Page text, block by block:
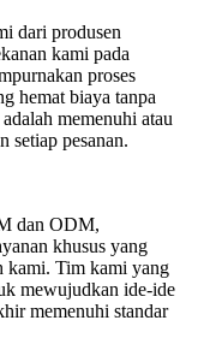
dari produsen
kami pada
proses
hemat biaya tanpa
memenuhi atau
setiap pesanan.
dan ODM,
khusus yang
kami. Tim kami yang
mewujudkan ide-ide
memenuhi standar